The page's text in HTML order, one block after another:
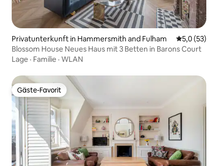
Privatunterkunft in Hammersmith and Fulham
5,0 (53)
Blossom House Neues Haus mit 3 Betten in Barons Court
Lage · Familie · WLAN
Gäste-Favorit
Gäste-Favorit